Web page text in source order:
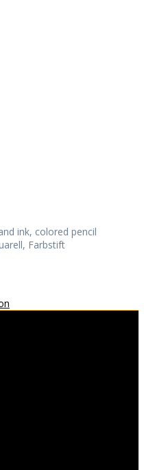
ink, colored pencil
Farbstift